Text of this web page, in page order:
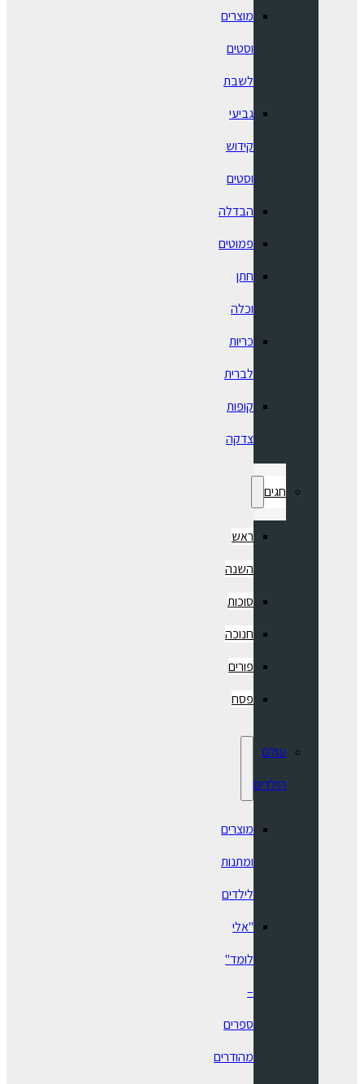
מוצרים
וסטים
לשבת
גביעי
קידוש
וסטים
הבדלה
פמוטים
חתן
וכלה
כריות
לברית
קופות
צדקה
חגים
ראש
השנה
סוכות
חנוכה
פורים
פסח
עולם
הילדים
מוצרים
ומתנות
לילדים
"אלי
לומד"
–
ספרים
מהודרים